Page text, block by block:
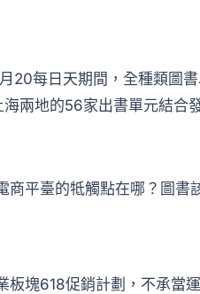
20每日天期間，全種類圖
海兩地的56家出書單元結合
平臺的牴觸點在哪？圖書
塊618促銷計劃，不承當